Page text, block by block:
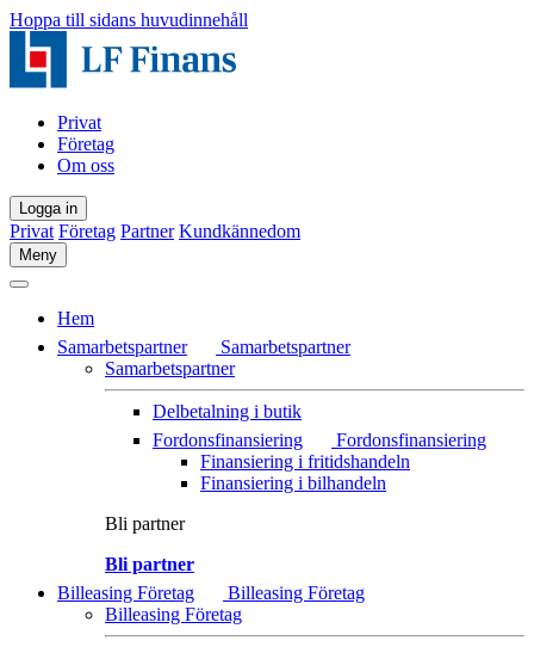
Hoppa till sidans huvudinnehåll
Privat
Företag
Om oss
Logga in
Privat Företag Partner Kundkännedom
Meny
Hem
Samarbetspartner
Samarbetspartner
Samarbetspartner
Delbetalning i butik
Fordonsfinansiering
Fordonsfinansiering
Finansiering i fritidshandeln
Finansiering i bilhandeln
Bli partner
Bli partner
Billeasing Företag
Billeasing Företag
Billeasing Företag